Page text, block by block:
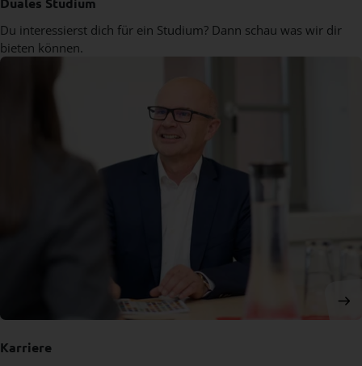
Duales Studium
Du interessierst dich für ein Studium? Dann schau was wir dir
bieten können.
Karriere